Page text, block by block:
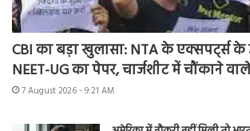
CBI का बड़ा खुलासा: NTA के एक्सपर्ट्स
NEET-UG का पेपर, चार्जशीट में चौंकाने
7 August 2026 - 9:21 AM